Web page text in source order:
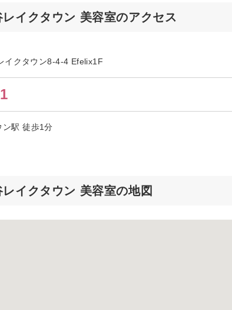
イクタウン 美容室のアクセス
イクタウン8-4-4 Efelix1F
ン駅 徒歩1分
イクタウン 美容室の地図